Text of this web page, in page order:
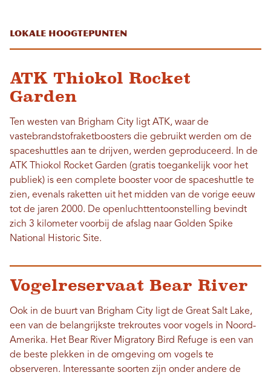
Lokale hoogtepunten
ATK Thiokol Rocket
Garden
Ten westen van Brigham City ligt ATK, waar de
vastebrandstofraketboosters die gebruikt werden om de
spaceshuttles aan te drijven, werden geproduceerd. In de
ATK Thiokol Rocket Garden (gratis toegankelijk voor het
publiek) is een complete booster voor de spaceshuttle te
zien, evenals raketten uit het midden van de vorige eeuw
tot de jaren 2000. De openluchttentoonstelling bevindt
zich 3 kilometer voorbij de afslag naar Golden Spike
National Historic Site.
Vogelreservaat Bear River
Ook in de buurt van Brigham City ligt de Great Salt Lake,
een van de belangrijkste trekroutes voor vogels in Noord-
Amerika. Het Bear River Migratory Bird Refuge is een van
de beste plekken in de omgeving om vogels te
observeren. Interessante soorten zijn onder andere de